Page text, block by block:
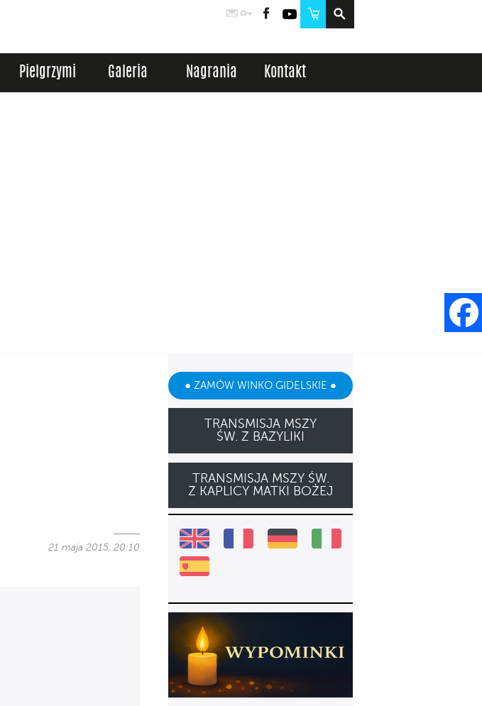
PocztaLogowanie
FacebookYouTube
Sklep
Pielgrzymi Galeria Nagrania Kontakt
21 maja 2015, 20:10
● ZAMÓW WINKO GIDELSKIE ●
TRANSMISJA MSZY
ŚW. Z BAZYLIKI
TRANSMISJA MSZY ŚW.
Z KAPLICY MATKI BOŻEJ